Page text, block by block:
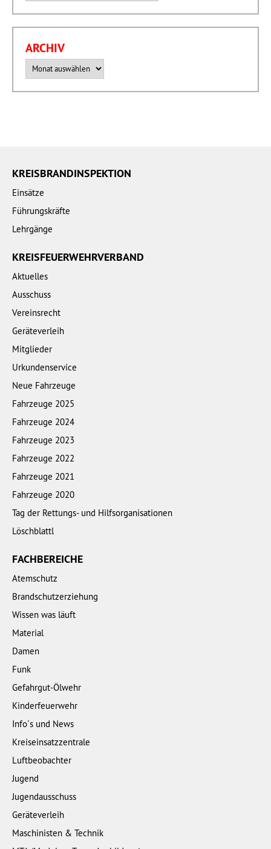
ARCHIV
KREISBRANDINSPEKTION
Einsätze
Führungskräfte
Lehrgänge
KREISFEUERWEHRVERBAND
Aktuelles
Ausschuss
Vereinsrecht
Geräteverleih
Mitglieder
Urkundenservice
Neue Fahrzeuge
Fahrzeuge 2025
Fahrzeuge 2024
Fahrzeuge 2023
Fahrzeuge 2022
Fahrzeuge 2021
Fahrzeuge 2020
Tag der Rettungs- und Hilfsorganisationen
Löschblattl
FACHBEREICHE
Atemschutz
Brandschutzerziehung
Wissen was läuft
Material
Damen
Funk
Gefahrgut-Ölwehr
Kinderfeuerwehr
Info´s und News
Kreiseinsatzzentrale
Luftbeobachter
Jugend
Jugendausschuss
Geräteverleih
Maschinisten & Technik